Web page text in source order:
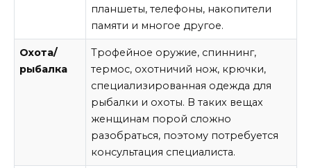
планшеты, телефоны, накопители
памяти и многое другое.
Охота/
рыбалка
Трофейное оружие, спиннинг,
термос, охотничий нож, крючки,
специализированная одежда для
рыбалки и охоты. В таких вещах
женщинам порой сложно
разобраться, поэтому потребуется
консультация специалиста.